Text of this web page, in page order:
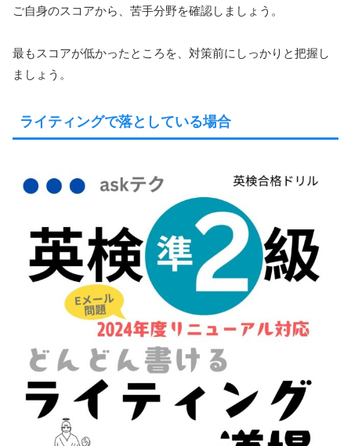
ご自身のスコアから、苦手分野を確認しましょう。
最もスコアが低かったところを、対策前にしっかりと把握し
ましょう。
ライティングで落としている場合